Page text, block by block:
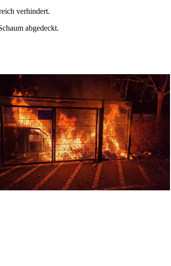
verhindert.
abgedeckt.